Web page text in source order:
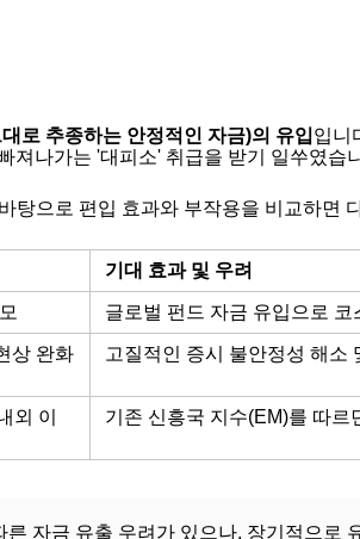
로 추종하는 안정적인 자금)의 유입입니
져나가는 '대피소' 취급을 받기 일쑤였습
탕으로 편입 효과와 부작용을 비교하면
기대 효과 및 우려
글로벌 펀드 자금 유입으로 코
상 완화 고질적인 증시 불안정성 해소
외 이
기존 신흥국 지수(EM)를 따르
자금 유출 우려가 있으나, 장기적으로